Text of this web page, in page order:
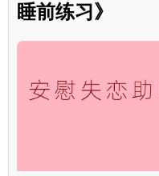
睡前练习》